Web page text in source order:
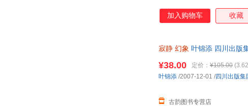
加入购物车 收藏
寂静 幻象 叶锦添 四川出版
¥38.00 定价： ¥105.00
古韵图书专营店
叶锦添 /2007-12-01 /四川出版集